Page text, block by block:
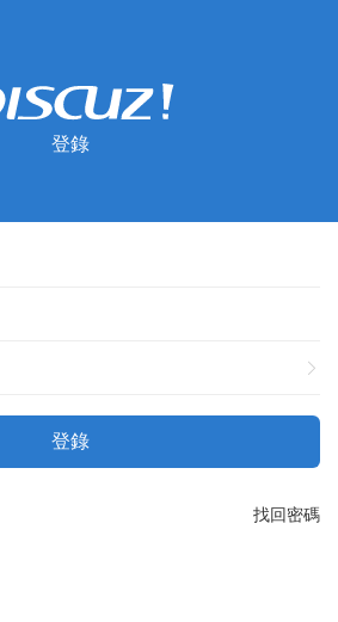
登錄
登錄
找回密碼